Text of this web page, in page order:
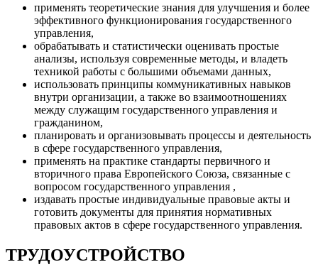
применять теоретические знания для улучшения и более
эффективного функционирования государственного
управления,
обрабатывать и статистически оценивать простые
анализы, используя современные методы, и владеть
техникой работы с большими объемами данных,
использовать принципы коммуникативных навыков
внутри организации, а также во взаимоотношениях
между служащим государственного управления и
гражданином,
планировать и организовывать процессы и деятельность
в сфере государственного управления,
применять на практике стандарты первичного и
вторичного права Европейского Союза, связанные с
вопросом государственного управления ,
издавать простые индивидуальные правовые акты и
готовить документы для принятия нормативных
правовых актов в сфере государственного управления.
ТРУДОУСТРОЙСТВО